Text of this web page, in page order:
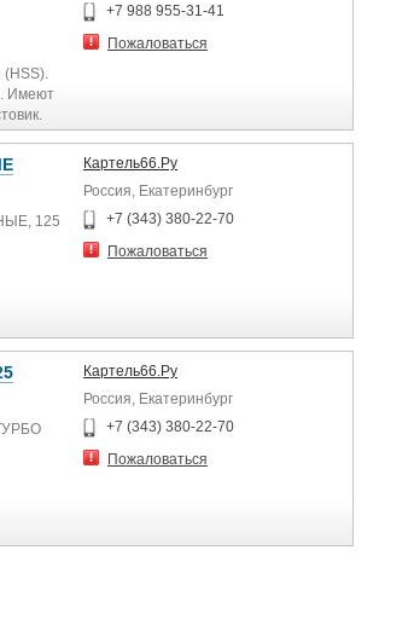
(HSS).
Имеют
+7 988 955-31-41
Пожаловаться
125
Картель66.Ру
Россия, Екатеринбург
+7 (343) 380-22-70
Пожаловаться
Картель66.Ру
Россия, Екатеринбург
+7 (343) 380-22-70
Пожаловаться